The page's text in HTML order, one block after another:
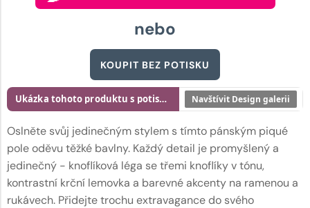
nebo
KOUPIT BEZ POTISKU
Oslněte svůj jedinečným stylem s tímto pánským piqué
pole oděvu těžké bavlny. Každý detail je promyšlený a
jedinečný - knoflíková léga se třemi knoflíky v tónu,
kontrastní krční lemovka a barevné akcenty na ramenou a
rukávech. Přidejte trochu extravagance do svého
Ukázka tohoto produktu s potiskem Navštívit Design galerii